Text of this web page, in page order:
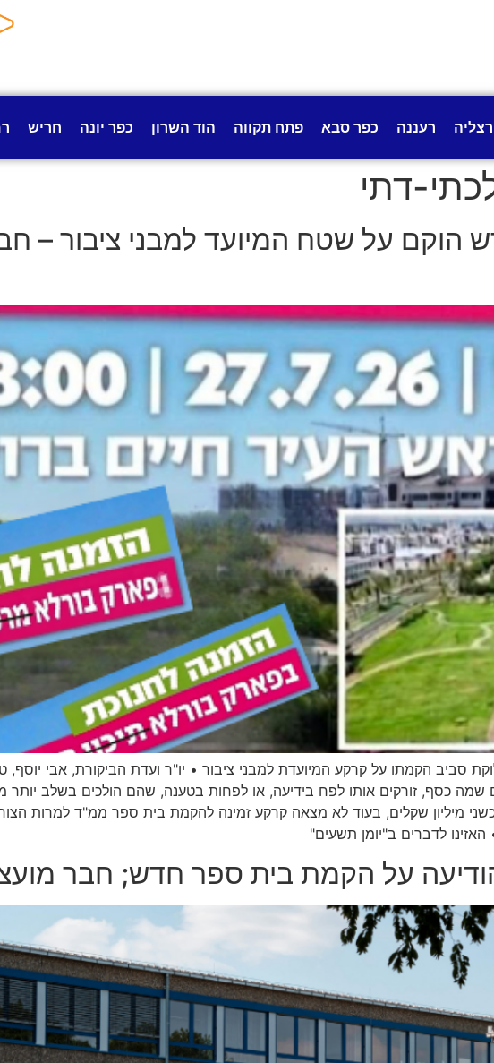
רעננה כפר סבא פתח תקווה הוד השרון כפר יונה חריש
דתי
על שטח המיועד למבני ציבור –
הקמתו על קרקע המיועדת למבני ציבור • יו"ר ועדת הביקורת, אבי יוסף,
שמה כסף, זורקים אותו לפח בידיעה, או לפחות בטענה, שהם הולכים בשלב
מיליון שקלים, בעוד לא מצאה קרקע זמינה להקמת בית ספר ממ"ד למרות
לדברים ב"יומן תשעים"
על הקמת בית ספר חדש; חבר